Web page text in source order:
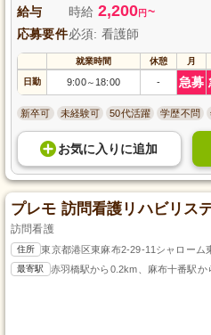
給与 時給 2,200円 ~
応募要件必須: 看護師
就業時間 休憩 月
日勤 9:00～ 18:00 - 急募
新卒可 未経験可 50代活躍 学歴不問
お気に入り に追加
プレモ 訪問看護リハビリス
訪問看護
住所 東京都港区東麻布2-29-11シャローム
最寄駅 赤羽橋駅から0.2km、麻布十番駅